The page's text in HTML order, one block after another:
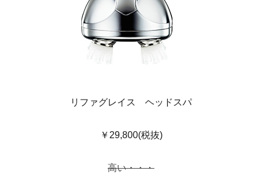
リファグレイス ヘッドスパ
￥29,800(税抜)
高い・・・